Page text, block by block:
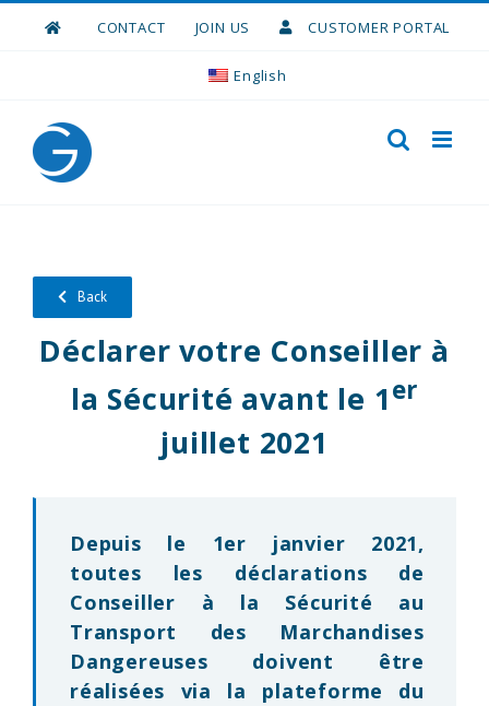
CONTACT JOIN US CUSTOMER PORTAL
English
Back
Déclarer votre Conseiller à
la Sécurité avant le 1er
juillet 2021
Depuis le 1er janvier 2021,
toutes les déclarations de
Conseiller à la Sécurité au
Transport des Marchandises
Dangereuses doivent être
réalisées via la plateforme du